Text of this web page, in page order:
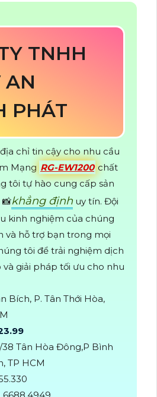
TNHH
AN
PHÁT
chỉ tin cậy cho nhu cầu
Mạng RG-EW1200 chất
tôi tự hào cung cấp sản
khẳng định uy tín. Đội
kinh nghiệm của chúng
và hỗ trợ bạn trong mọi
tôi để trải nghiệm dịch
giải pháp tối ưu cho nhu
Bích, P. Tân Thới Hòa,
Tân Hòa Đông,P Bình
TP HCM